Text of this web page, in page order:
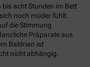
acht Stunden im Bett
noch müder fühlt.
die Stimmung
Präparate aus
Baldrian ist
nicht abhängig.